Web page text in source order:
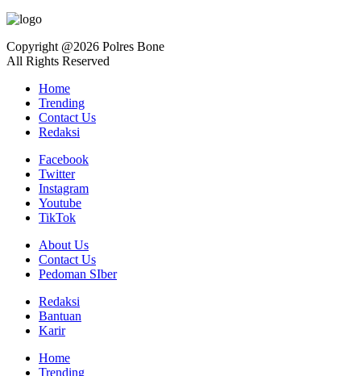
Copyright @2026 Polres Bone
All Rights Reserved
Home
Trending
Contact Us
Redaksi
Facebook
Twitter
Instagram
Youtube
TikTok
About Us
Contact Us
Pedoman SIber
Redaksi
Bantuan
Karir
Home
Trending